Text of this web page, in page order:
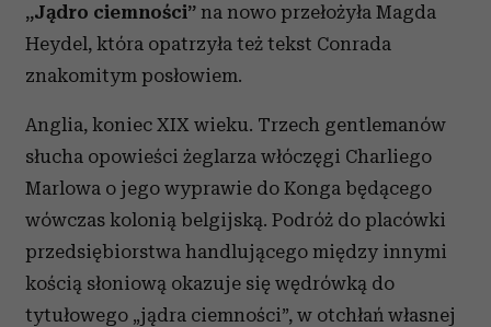
„Jądro ciemności” na nowo przełożyła Magda
Heydel, która opatrzyła też tekst Conrada
znakomitym posłowiem.
Anglia, koniec XIX wieku. Trzech gentlemanów
słucha opowieści żeglarza włóczęgi Charliego
Marlowa o jego wyprawie do Konga będącego
wówczas kolonią belgijską. Podróż do placówki
przedsiębiorstwa handlującego między innymi
kością słoniową okazuje się wędrówką do
tytułowego „jądra ciemności”, w otchłań własnej